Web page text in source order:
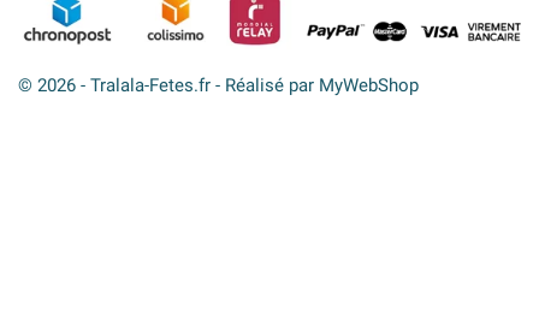
© 2026 - Tralala-Fetes.fr - Réalisé par MyWebShop